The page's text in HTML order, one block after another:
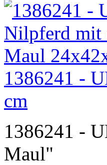
1386241 -
cm
1386241 -
Maul"